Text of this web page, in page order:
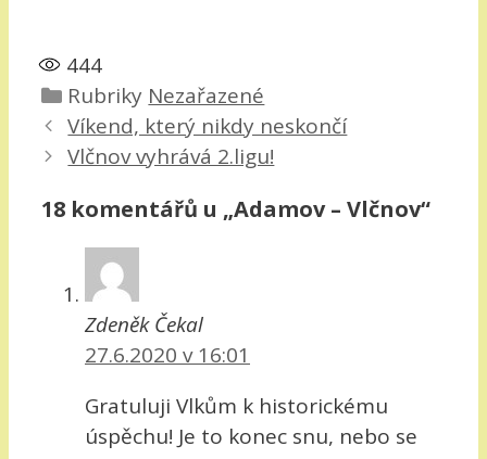
444
Rubriky Nezařazené
Víkend, který nikdy neskončí
Vlčnov vyhrává 2.ligu!
18 komentářů u „Adamov – Vlčnov“
Zdeněk Čekal
27.6.2020 v 16:01
Gratuluji Vlkům k historickému
úspěchu! Je to konec snu, nebo se